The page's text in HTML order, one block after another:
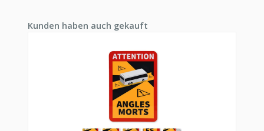
Produktgalerie überspringen
Kunden haben auch gekauft